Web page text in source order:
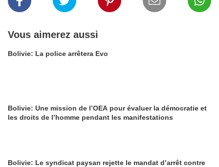
Vous aimerez aussi
Bolivie: La police arrêtera Evo
Bolivie: Une mission de l’OEA pour évaluer la démocratie et
les droits de l’homme pendant les manifestations
Bolivie: Le syndicat paysan rejette le mandat d’arrêt contre